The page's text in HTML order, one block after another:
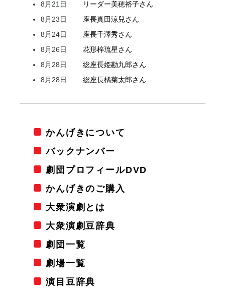
8月21日
リーダー美穂裕子さん
8月23日
座長真田涼兒さん
8月24日
座長千澤秀さん
8月26日
花形梓琉星さん
8月28日
総座長姫勘九郎さん
8月28日
総座長橘菊太郎さん
かんげきについて
バックナンバー
劇団プロフィールDVD
かんげきのご購入
大衆演劇とは
大衆演劇豆辞典
劇団一覧
劇場一覧
演目豆辞典